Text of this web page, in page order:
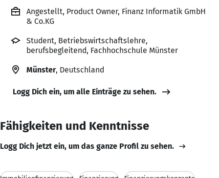
Angestellt, Product Owner, Finanz Informatik GmbH
& Co.KG
Student, Betriebswirtschaftslehre,
berufsbegleitend, Fachhochschule Münster
Münster, Deutschland
Logg Dich ein, um alle Einträge zu sehen.
Fähigkeiten und Kenntnisse
Logg Dich jetzt ein, um das ganze Profil zu sehen.